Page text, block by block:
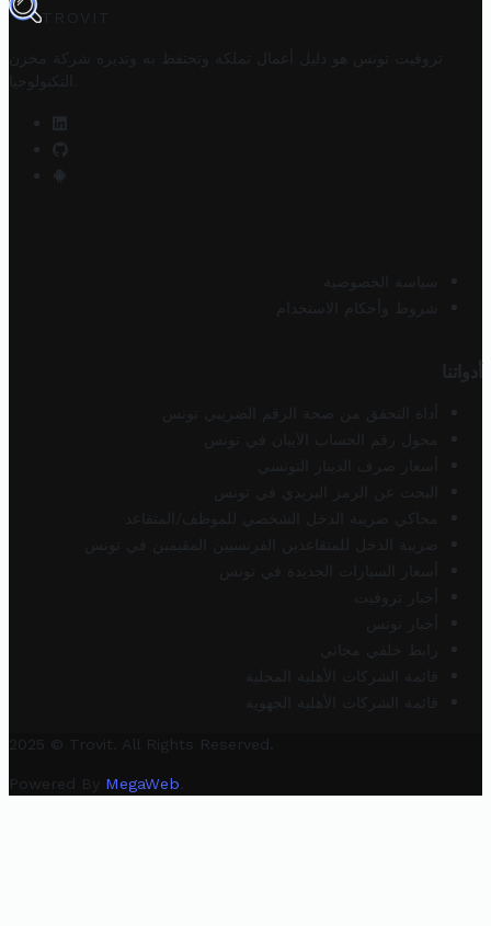
TROVIT
تروفيت تونس هو دليل أعمال تملكه وتحتفظ به وتديره
شركة مخزن
التكنولوجيا
سياسة الخصوصية
شروط وأحكام الاستخدام
أدواتنا
أداة التحقق من صحة الرقم الضريبي تونس
محول رقم الحساب الآيبان في تونس
أسعار صرف الدينار التونسي
البحث عن الرمز البريدي في تونس
محاكي ضريبة الدخل الشخصي للموظف/المتقاعد
ضريبة الدخل للمتقاعدين الفرنسيين المقيمين في تونس
أسعار السيارات الجديدة في تونس
أخبار تروفيت
أخبار تونس
رابط خلفي مجاني
قائمة الشركات الأهلية المحلية
قائمة الشركات الأهلية الجهوية
2025 © Trovit. All Rights Reserved.
Powered By MegaWeb